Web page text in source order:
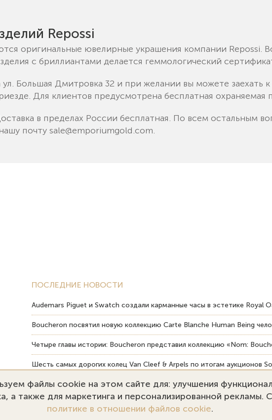
Repossi
оригинальные ювелирные украшения компании Repossi.
с бриллиантами делается геммологический
Большая Дмитровка 32 и при желании вы можете заехать
Для клиентов предусмотрена бесплатная охраняемая
в пределах России бесплатная. По всем остальным
почту sale@emporiumgold.com.
ПОСЛЕДНИЕ НОВОСТИ
Audemars Piguet и Swatch создали карманные часы в эстетике Royal
Boucheron посвятил новую коллекцию Carte Blanche Human Being
Четыре главы истории: Boucheron представил коллекцию «Nom:
Шесть самых дорогих колец Van Cleef & Arpels по итогам аукционов
Как твердость драгоценных камней влияет на долговечность
файлы cookie на этом сайте для: улучшения
а также для маркетинга и персонализированной
политике в отношении файлов cookie.